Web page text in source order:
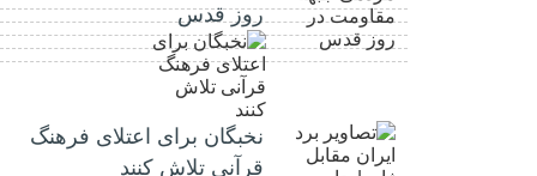
روز قدس
نخبگان برای اعتلای فرهنگ
قرآنی تلاش کنند